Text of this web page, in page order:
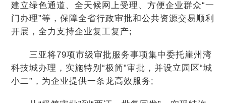
建立绿色通道、全天候网上受理、方便企业群众“一
门办理”等，保障全省行政审批和公共资源交易顺利
开展，全力支持企业复工复产;
三亚将79项市级审批服务事项集中委托崖州湾
科技城办理，实施特别“极简”审批，并设立园区“城
小二”，为企业提供一条龙高效服务;